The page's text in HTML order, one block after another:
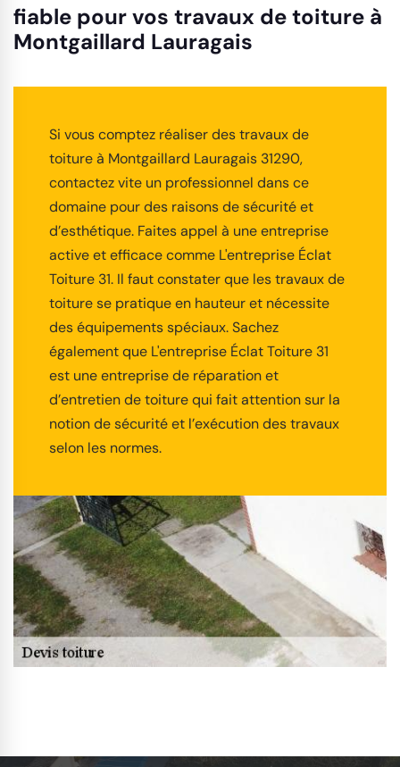
fiable pour vos travaux de toiture à
Montgaillard Lauragais
Si vous comptez réaliser des travaux de
toiture à Montgaillard Lauragais 31290,
contactez vite un professionnel dans ce
domaine pour des raisons de sécurité et
d’esthétique. Faites appel à une entreprise
active et efficace comme L'entreprise Éclat
Toiture 31. Il faut constater que les travaux de
toiture se pratique en hauteur et nécessite
des équipements spéciaux. Sachez
également que L'entreprise Éclat Toiture 31
est une entreprise de réparation et
d’entretien de toiture qui fait attention sur la
notion de sécurité et l’exécution des travaux
selon les normes.